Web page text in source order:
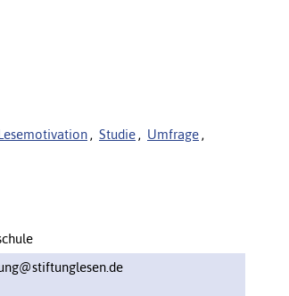
, Studie , Umfrage ,